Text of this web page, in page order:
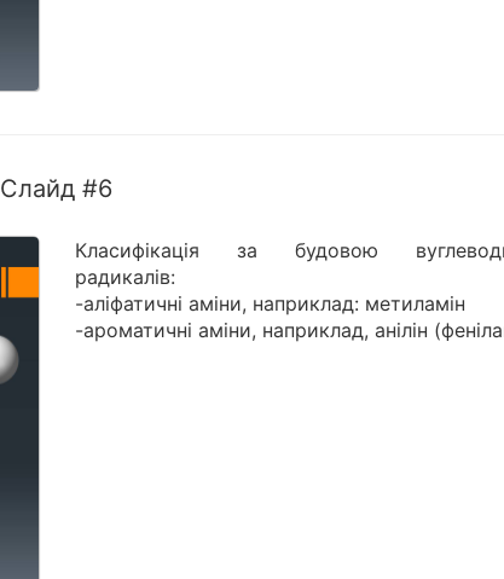
Слайд #6
Класифікація за будовою
радикалів:
-аліфатичні аміни, наприклад: метиламін
-ароматичні аміни, наприклад, анілін